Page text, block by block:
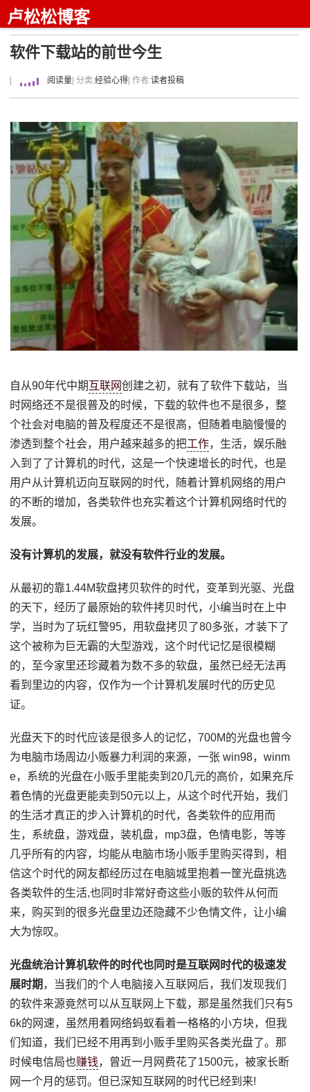
卢松松博客
软件下载站的前世今生
阅读量 | 分类:经验心得 | 作者:读者投稿
自从90年代中期互联网创建之初，就有了软件下载站，当
时网络还不是很普及的时候，下载的软件也不是很多，整
个社会对电脑的普及程度还不是很高，但随着电脑慢慢的
渗透到整个社会，用户越来越多的把工作，生活，娱乐融
入到了了计算机的时代，这是一个快速增长的时代，也是
用户从计算机迈向互联网的时代，随着计算机网络的用户
的不断的增加，各类软件也充实着这个计算机网络时代的
发展。
没有计算机的发展，就没有软件行业的发展。
从最初的靠1.44M软盘拷贝软件的时代，变革到光驱、光盘
的天下，经历了最原始的软件拷贝时代，小编当时在上中
学，当时为了玩红警95，用软盘拷贝了80多张，才装下了
这个被称为巨无霸的大型游戏，这个时代记忆是很模糊
的，至今家里还珍藏着为数不多的软盘，虽然已经无法再
看到里边的内容，仅作为一个计算机发展时代的历史见
证。
光盘天下的时代应该是很多人的记忆，700M的光盘也曾今
为电脑市场周边小贩暴力利润的来源，一张 win98，winm
e，系统的光盘在小贩手里能卖到20几元的高价，如果充斥
着色情的光盘更能卖到50元以上，从这个时代开始，我们
的生活才真正的步入计算机的时代，各类软件的应用而
生，系统盘，游戏盘，装机盘，mp3盘，色情电影，等等
几乎所有的内容，均能从电脑市场小贩手里购买得到，相
信这个时代的网友都经历过在电脑城里抱着一筐光盘挑选
各类软件的生活,也同时非常好奇这些小贩的软件从何而
来，购买到的很多光盘里边还隐藏不少色情文件，让小编
大为惊叹。
光盘统治计算机软件的时代也同时是互联网时代的极速发
展时期 ，当我们的个人电脑接入互联网后，我们发现我们
的软件来源竟然可以从互联网上下载，那是虽然我们只有5
6k的网速，虽然用着网络蚂蚁看着一格格的小方块，但我
们知道，我们已经不用再到小贩手里购买各类光盘了。那
时候电信局也赚钱，曾近一月网费花了1500元，被家长断
网一个月的惩罚。但已深知互联网的时代已经到来!